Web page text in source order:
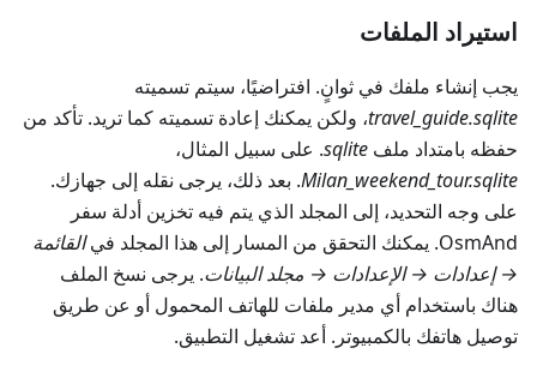
استيراد الملفات
يجب إنشاء ملفك في ثوانٍ. افتراضيًا، سيتم تسميته
travel_guide.sqlite، ولكن يمكنك إعادة تسميته كما تريد. تأكد من
حفظه بامتداد ملف sqlite. على سبيل المثال،
Milan_weekend_tour.sqlite. بعد ذلك، يرجى نقله إلى جهازك.
على وجه التحديد، إلى المجلد الذي يتم فيه تخزين أدلة سفر
OsmAnd. يمكنك التحقق من المسار إلى هذا المجلد في
القائمة
→ إعدادات → الإعدادات → مجلد البيانات. يرجى نسخ الملف
هناك باستخدام أي مدير ملفات للهاتف المحمول أو عن طريق
توصيل هاتفك بالكمبيوتر. أعد تشغيل التطبيق.